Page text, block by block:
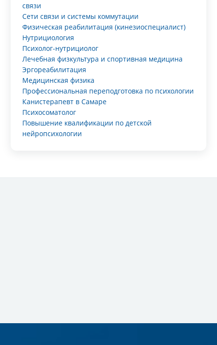
связи
Сети связи и системы коммутации
Физическая реабилитация (кинезиоспециалист)
Нутрициология
Психолог-нутрициолог
Лечебная физкультура и спортивная медицина
Эргореабилитация
Медицинская физика
Профессиональная переподготовка по психологии
Канистерапевт в Самаре
Психосоматолог
Повышение квалификации по детской
нейропсихологии